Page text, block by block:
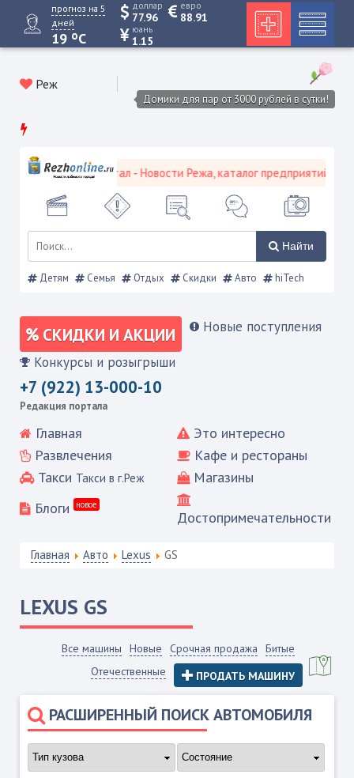
прогноз на 5
дней
19 oC
доллар
77.96
евро
88.91
юань
1.15
Реж
Домики для пар от 3000 рублей в сутки!
городской портал - Новости Режа, каталог предприятий,
Найти
Детям Семья Отдых Скидки Авто hiTech
СКИДКИ И АКЦИИ Новые поступления
Конкурсы и розыгрыши
+7 (922) 13-000-10
Редакция портала
Главная
Это интересно
Развлечения
Кафе и рестораны
Такси Такси в г.Реж
Магазины
Блоги
новое
Достопримечательности
Главная Авто Lexus GS
LEXUS GS
Все машины Новые Срочная продажа
Битые
Отечественные
ПРОДАТЬ МАШИНУ
РАСШИРЕННЫЙ ПОИСК АВТОМОБИЛЯ